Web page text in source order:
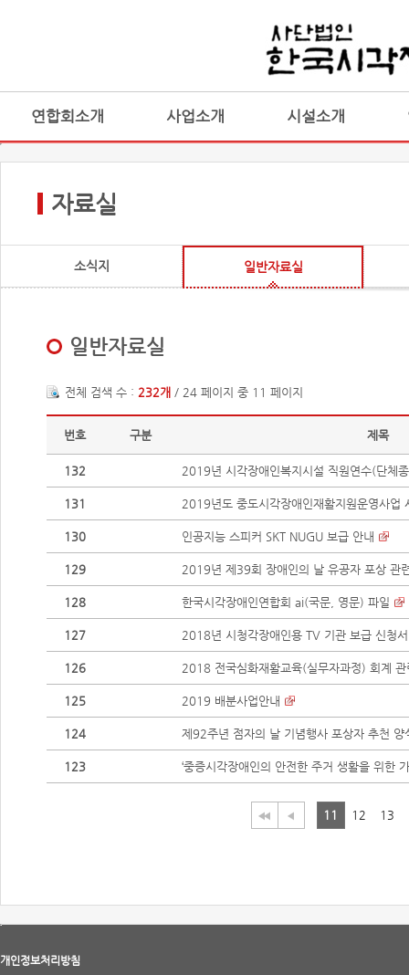
연합회소개 사업소개 시설소개
자료실
소식지 일반자료실
일반자료실
전체 검색 수 : 232개 / 24 페이지 중 11 페이지
번호 구분 제목
132 2019년 시각장애인복지시설 직원연수(단체
131 2019년도 중도시각장애인재활지원운영사업
130 인공지능 스피커 SKT NUGU 보급 안내
129 2019년 제39회 장애인의 날 유공자 포상 관
128 한국시각장애인연합회 ai(국문, 영문) 파일
127 2018년 시청각장애인용 TV 기관 보급 신청
126 2018 전국심화재활교육(실무자과정) 회계 관
125 2019 배분사업안내
124 제92주년 점자의 날 기념행사 포상자 추천 양
123 ‘중증시각장애인의 안전한 주거 생활을 위한
11 12 13
개인정보처리방침